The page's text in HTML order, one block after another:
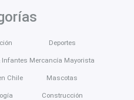
Infantes
Chile
Deportes
Mercancía Mayorista
Mascotas
Construcción